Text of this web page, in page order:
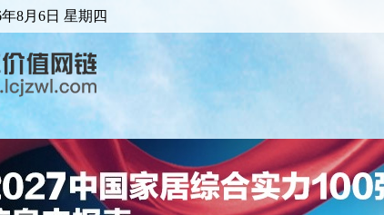
年8月6日 星期四